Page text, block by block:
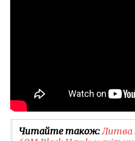
Читайте також:Литва